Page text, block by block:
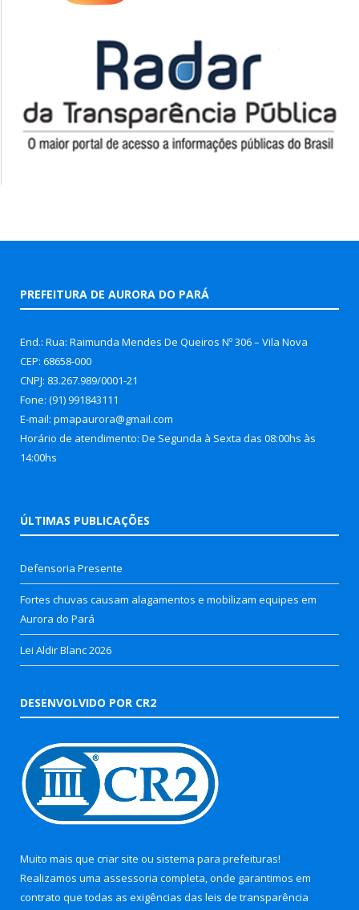
PREFEITURA DE AURORA DO PARÁ
End.: Rua: Raimunda Mendes De Queiros Nº 306 – Vila Nova
CEP: 68658-000
CNPJ: 83.267.989/0001-21
Fone: (91) 991843111
E-mail: pmapaurora@gmail.com
Horário de atendimento: De Segunda à Sexta das 08:00hs às
14:00hs
ÚLTIMAS PUBLICAÇÕES
Defensoria Presente
Fortes chuvas causam alagamentos e mobilizam equipes em
Aurora do Pará
Lei Aldir Blanc 2026
DESENVOLVIDO POR CR2
Muito mais que criar site ou sistema para prefeituras!
Realizamos uma assessoria completa, onde garantimos em
contrato que todas as exigências das leis de transparência